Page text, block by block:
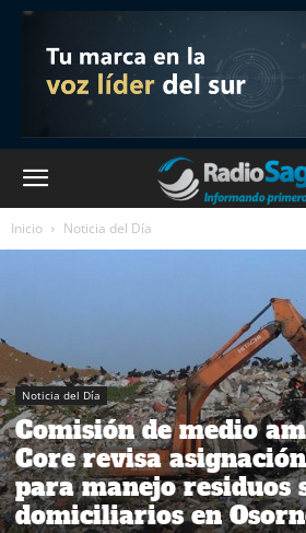
Inicio Noticia del Día
Noticia del Día
Comisión de medio
Core revisa
para manejo residuos
domiciliarios en